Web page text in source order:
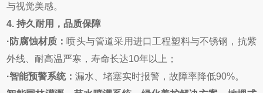
与视觉美感。
4.持久耐用，品质保障
· 防腐蚀材质： 喷头与管道采用进口工程塑料与不锈钢，抗紫
外线、耐高温严寒，寿命长达10年以上；
·智能预警系统：漏水、堵塞实时报警，故障率降低90%。